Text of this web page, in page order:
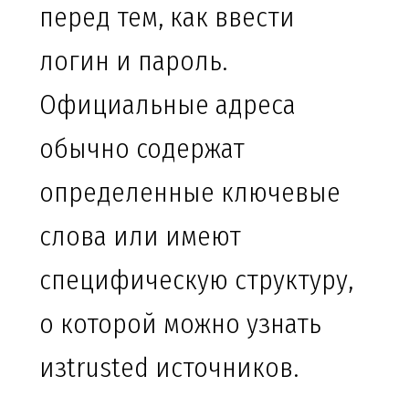
перед тем, как ввести
логин и пароль.
Официальные адреса
обычно содержат
определенные ключевые
слова или имеют
специфическую структуру,
о которой можно узнать
изtrusted источников.